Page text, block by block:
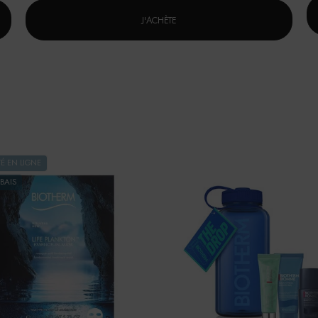
J'ACHÈTE AQUAPOWER NETTOYANT VISAGE
EN LIGNE